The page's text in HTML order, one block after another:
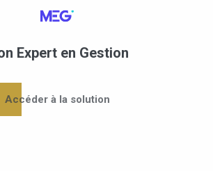
Expert en Gestion
Accéder à la solution